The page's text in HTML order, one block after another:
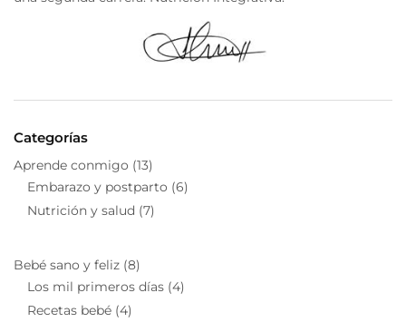
Categorías
Aprende conmigo (13)
Embarazo y postparto (6)
Nutrición y salud (7)
Bebé sano y feliz (8)
Los mil primeros días (4)
Recetas bebé (4)